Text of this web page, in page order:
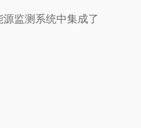
监测系统中集成了